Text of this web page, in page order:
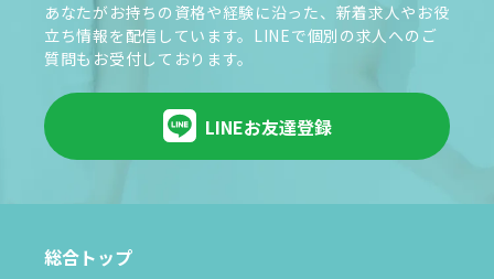
あなたがお持ちの資格や経験に沿った、新着求人やお役
立ち情報を配信しています。LINEで個別の求人へのご
質問もお受付しております。
LINEお友達登録
総合トップ